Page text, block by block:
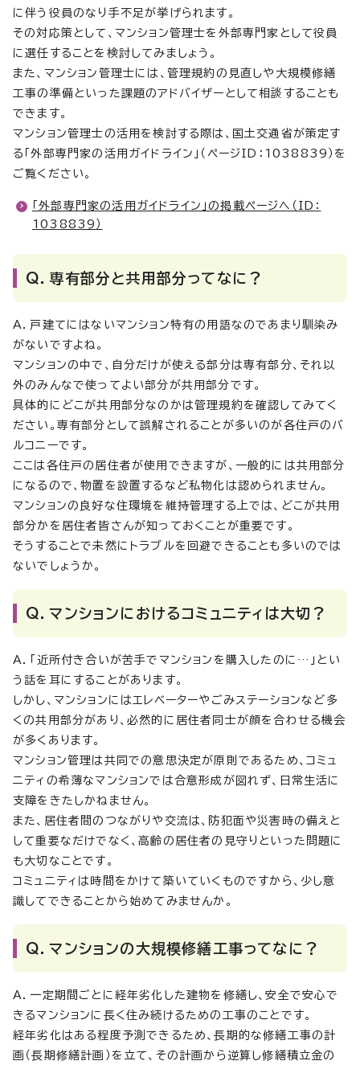
に伴う役員のなり手不足が挙げられます。
その対応策として、マンション管理士を外部専門家として役員
に選任することを検討してみましょう。
また、マンション管理士には、管理規約の見直しや大規模修繕
工事の準備といった課題のアドバイザーとして相談することも
できます。
マンション管理士の活用を検討する際は、国土交通省が策定す
る「外部専門家の活用ガイドライン」（ページID：1038839）を
ご覧ください。
「外部専門家の活用ガイドライン」の掲載ページへ（ID：
1038839）
Q．専有部分と共用部分ってなに？
A．戸建てにはないマンション特有の用語なのであまり馴染み
がないですよね。
マンションの中で、自分だけが使える部分は専有部分、それ以
外のみんなで使ってよい部分が共用部分です。
具体的にどこが共用部分なのかは管理規約を確認してみてく
ださい。専有部分として誤解されることが多いのが各住戸のバ
ルコニーです。
ここは各住戸の居住者が使用できますが、一般的には共用部分
になるので、物置を設置するなど私物化は認められません。
マンションの良好な住環境を維持管理する上では、どこが共用
部分かを居住者皆さんが知っておくことが重要です。
そうすることで未然にトラブルを回避できることも多いのでは
ないでしょうか。
Q．マンションにおけるコミュニティは大切？
A．「近所付き合いが苦手でマンションを購入したのに…」とい
う話を耳にすることがあります。
しかし、マンションにはエレベーターやごみステーションなど多
くの共用部分があり、必然的に居住者同士が顔を合わせる機会
が多くあります。
マンション管理は共同での意思決定が原則であるため、コミュ
ニティの希薄なマンションでは合意形成が図れず、日常生活に
支障をきたしかねません。
また、居住者間のつながりや交流は、防犯面や災害時の備えと
して重要なだけでなく、高齢の居住者の見守りといった問題に
も大切なことです。
コミュニティは時間をかけて築いていくものですから、少し意
識してできることから始めてみませんか。
Q．マンションの大規模修繕工事ってなに？
A．一定期間ごとに経年劣化した建物を修繕し、安全で安心で
きるマンションに長く住み続けるための工事のことです。
経年劣化はある程度予測できるため、長期的な修繕工事の計
画（長期修繕計画）を立て、その計画から逆算し修繕積立金の